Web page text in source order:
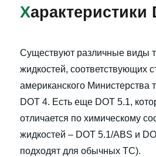
Характеристики
Существуют различные виды
жидкостей, соответствующих
американского Министерства
DOT 4. Есть еще DOT 5.1,
отличается по химическому
жидкостей – DOT 5.1/ABS и
подходят для обычных ТС).